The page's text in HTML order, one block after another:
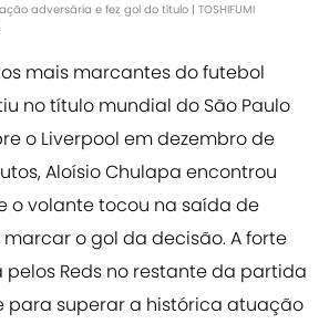
adversária e fez gol do título | TOSHIFUMI
mais marcantes do futebol
no título mundial do São Paulo
o Liverpool em dezembro de
Aloísio Chulapa encontrou
o volante tocou na saída de
marcar o gol da decisão. A forte
Reds no restante da partida
para superar a histórica atuação